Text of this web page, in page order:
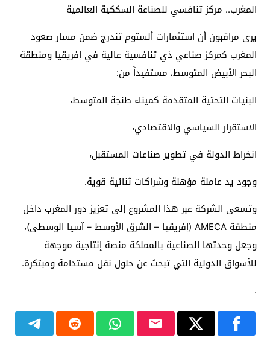
المغرب.. مركز تنافسي للصناعة السككية العالمية
يرى مراقبون أن استثمارات ألستوم تندرج ضمن مسار صعود
المغرب كمركز صناعي ذي تنافسية عالية في إفريقيا ومنطقة
البحر الأبيض المتوسط، مستفيداً من:
البنيات التحتية المتقدمة كميناء طنجة المتوسط،
الاستقرار السياسي والاقتصادي،
انخراط الدولة في تطوير صناعات المستقبل،
وجود يد عاملة مؤهلة وشراكات ثنائية قوية.
وتسعى الشركة عبر هذا المشروع إلى تعزيز دور المغرب داخل
منطقة AMECA (إفريقيا – الشرق الأوسط – آسيا الوسطى)،
وجعل وحدتها الصناعية بالمملكة منصة إنتاجية موجهة
للأسواق الدولية التي تبحث عن حلول نقل مستدامة ومبتكرة.
.